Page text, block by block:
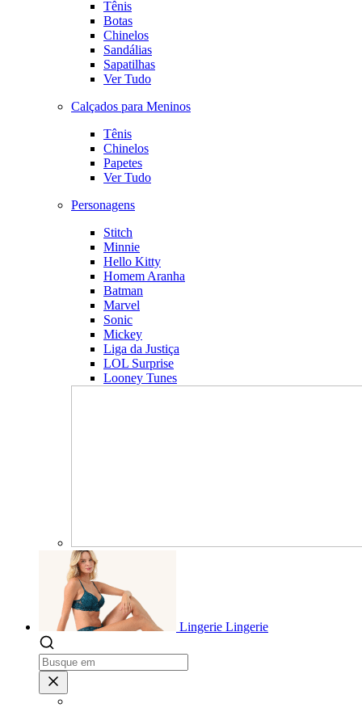
Tênis
Botas
Chinelos
Sandálias
Sapatilhas
Ver Tudo
Calçados para Meninos
Tênis
Chinelos
Papetes
Ver Tudo
Personagens
Stitch
Minnie
Hello Kitty
Homem Aranha
Batman
Marvel
Sonic
Mickey
Liga da Justiça
LOL Surprise
Looney Tunes
Lingerie Lingerie